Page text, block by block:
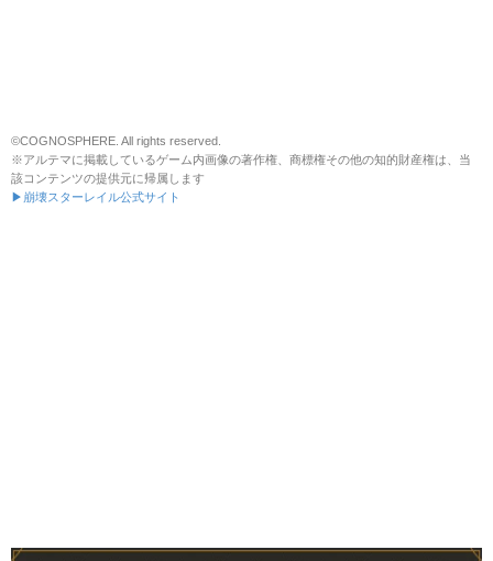
©COGNOSPHERE. All rights reserved.
※アルテマに掲載しているゲーム内画像の著作権、商標権その他の知的財産権は、当
該コンテンツの提供元に帰属します
▶崩壊スターレイル公式サイト